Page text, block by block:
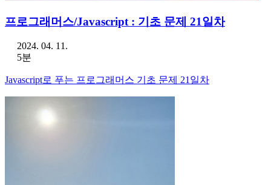
프로그래머스/Javascript : 기초 문제 21일차
2024. 04. 11.
5분
Javascript로 푸는 프로그래머스 기초 문제 21일차